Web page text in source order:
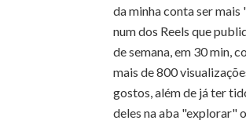
da minha conta ser mais
num dos Reels que
de semana, em 30 min,
mais de 800
gostos, além de já ter
deles na aba "explorar"